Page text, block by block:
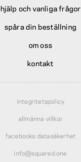
hjälp och vanliga frågor
spåra din beställning
om oss
kontakt
integritetspolicy
allmänna villkor
facebooks datasäkerhet
info@squared.one